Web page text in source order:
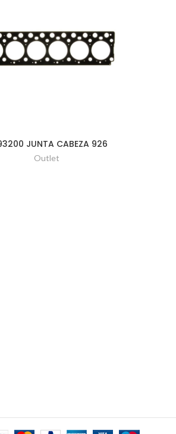
JUNTA CABEZA 926
Outlet